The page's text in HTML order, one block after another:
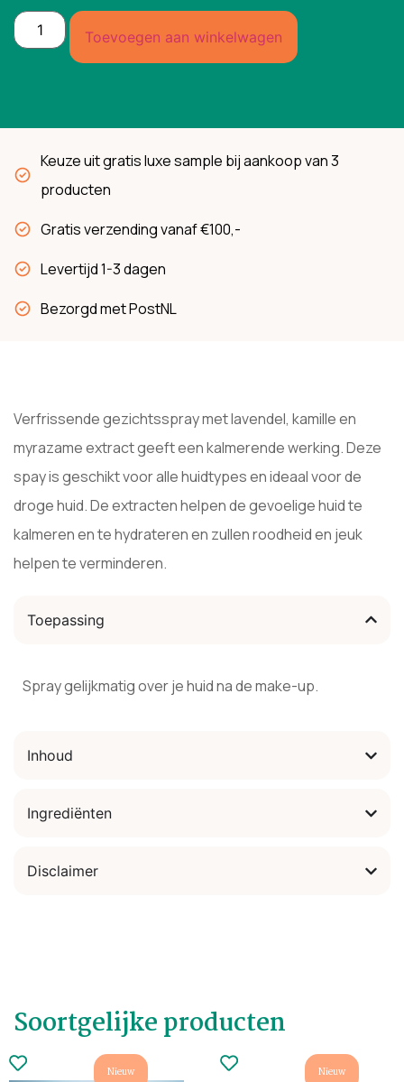
Toevoegen aan winkelwagen
Keuze uit gratis luxe sample bij aankoop van 3
producten
Gratis verzending vanaf €100,-
Levertijd 1-3 dagen
Bezorgd met PostNL
Verfrissende gezichtsspray met lavendel, kamille en
myrazame extract geeft een kalmerende werking. Deze
spay is geschikt voor alle huidtypes en ideaal voor de
droge huid. De extracten helpen de gevoelige huid te
kalmeren en te hydrateren en zullen roodheid en jeuk
helpen te verminderen.
Toepassing
Spray gelijkmatig over je huid na de make-up.
Inhoud
Ingrediënten
Disclaimer
Soortgelijke producten
Nieuw Nieuw